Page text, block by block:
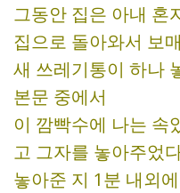
그동안 집은 아내 혼
집으로 돌아와서 보
새 쓰레기통이 하나
본문 중에서
이 깜빡수에 나는 속
고 그자를 놓아주었
놓아준 지 1분 내외